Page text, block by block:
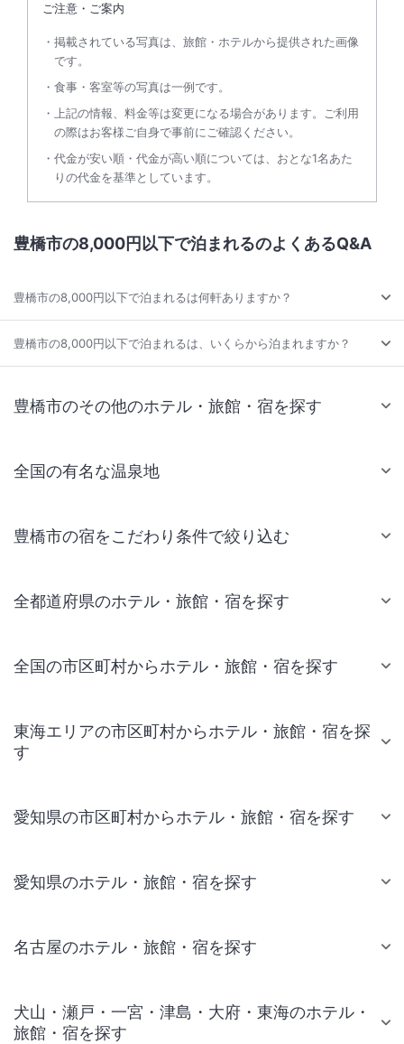
ご注意・ご案内
掲載されている写真は、旅館・ホテルから提供された画像
です。
食事・客室等の写真は一例です。
上記の情報、料金等は変更になる場合があります。ご利用
の際はお客様ご自身で事前にご確認ください。
代金が安い順・代金が高い順については、おとな1名あた
りの代金を基準としています。
豊橋市の8,000円以下で泊まれるのよくあるQ&A
豊橋市の8,000円以下で泊まれるは何軒ありますか？
豊橋市の8,000円以下で泊まれるは、いくらから泊まれますか？
豊橋市のその他のホテル・旅館・宿を探す
全国の有名な温泉地
豊橋市の宿をこだわり条件で絞り込む
全都道府県のホテル・旅館・宿を探す
全国の市区町村からホテル・旅館・宿を探す
東海エリアの市区町村からホテル・旅館・宿を探
す
愛知県の市区町村からホテル・旅館・宿を探す
愛知県のホテル・旅館・宿を探す
名古屋のホテル・旅館・宿を探す
犬山・瀬戸・一宮・津島・大府・東海のホテル・
旅館・宿を探す